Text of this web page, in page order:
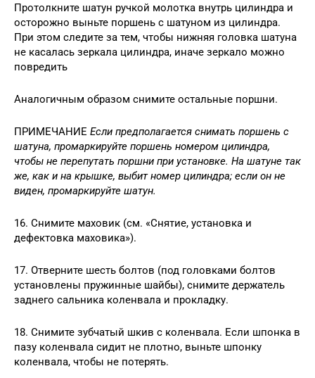
Протолкните шатун ручкой молотка внутрь цилиндра и
осторожно выньте поршень с шатуном из цилиндра.
При этом следите за тем, чтобы нижняя головка шатуна
не касалась зеркала цилиндра, иначе зеркало можно
повредить
Аналогичным образом снимите остальные поршни.
ПРИМЕЧАНИЕ Если предполагается снимать поршень с
шатуна, промаркируйте поршень номером цилиндра,
чтобы не перепутать поршни при установке. На шатуне так
же, как и на крышке, выбит номер цилиндра; если он не
виден, промаркируйте шатун.
16. Снимите маховик (см. «Снятие, установка и
дефектовка маховика»).
17. Отверните шесть болтов (под головками болтов
установлены пружинные шайбы), снимите держатель
заднего сальника коленвала и прокладку.
18. Снимите зубчатый шкив с коленвала. Если шпонка в
пазу коленвала сидит не плотно, выньте шпонку
коленвала, чтобы не потерять.